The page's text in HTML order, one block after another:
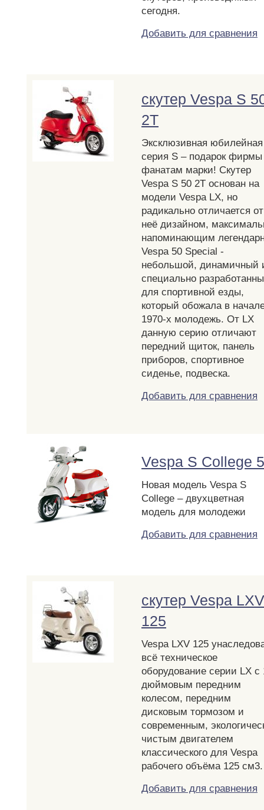
сегодня.
Добавить для сравнения
cкутер Vespa S
2T
Эксклюзивная юбилейная
серия S – подарок фирмы
фанатам марки! Скутер
Vespa S 50 2T основан на
модели Vespa LX, но
радикально отличается от
неё дизайном,
напоминающим
Vespa 50 Special -
небольшой, динамичный
специально
для спортивной езды,
который обожала в
1970-х молодежь. От LX
данную серию отличают
передний щиток, панель
приборов, спортивное
сиденье, подвеска.
Добавить для сравнения
Vespa S College
Новая модель Vespa S
College – двухцветная
модель для молодежи
Добавить для сравнения
скутер Vespa LXV
125
Vespa LXV 125
всё техническое
оборудование серии LX с
дюймовым передним
колесом, передним
дисковым тормозом и
современным,
чистым двигателем
классического для Vespa
рабочего объёма 125 см3.
Добавить для сравнения